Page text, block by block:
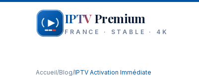
IPTVPremium
FRANCE · STABLE · 4K
Accueil/Blog/IPTV Activation Immédiate